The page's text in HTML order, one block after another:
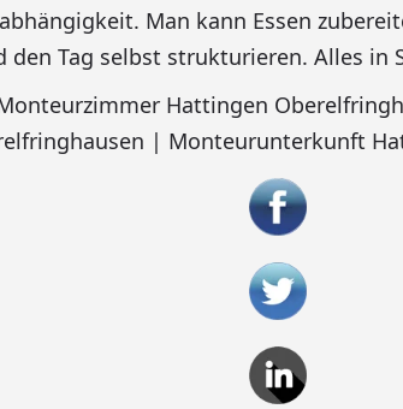
Man kann Essen
den Tag selbst strukturieren. Alles in
Hattingen
| Monteurunterkunft